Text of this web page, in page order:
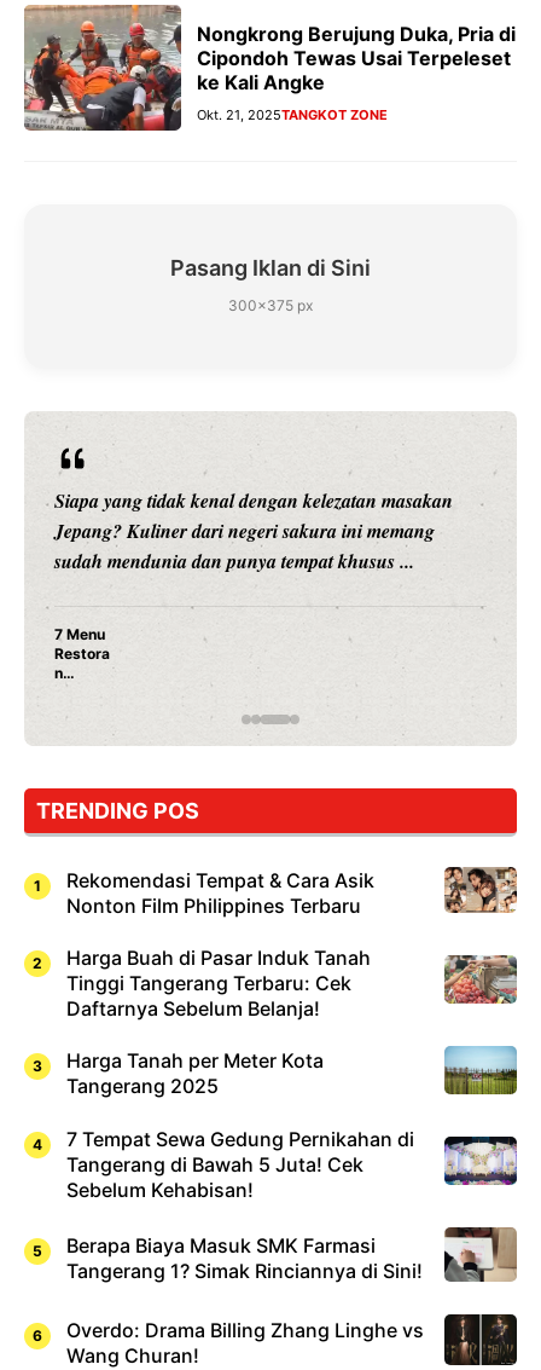
Nongkrong Berujung Duka, Pria di
Cipondoh Tewas Usai Terpeleset
ke Kali Angke
Okt. 21, 2025TANGKOT ZONE
Pasang Iklan di Sini
300×375 px
Siapa yang tidak kenal dengan kelezatan masakan
Jepang? Kuliner dari negeri sakura ini memang
sudah mendunia dan punya tempat khusus ...
7 Menu
Restora
n
Jepang
yang
Dicoba,
Cuma
Sushi!
TRENDING POS
Rekomendasi Tempat & Cara Asik
Nonton Film Philippines Terbaru
Harga Buah di Pasar Induk Tanah
Tinggi Tangerang Terbaru: Cek
Daftarnya Sebelum Belanja!
Harga Tanah per Meter Kota
Tangerang 2025
7 Tempat Sewa Gedung Pernikahan di
Tangerang di Bawah 5 Juta! Cek
Sebelum Kehabisan!
Berapa Biaya Masuk SMK Farmasi
Tangerang 1? Simak Rinciannya di Sini!
Overdo: Drama Billing Zhang Linghe vs
Wang Churan!